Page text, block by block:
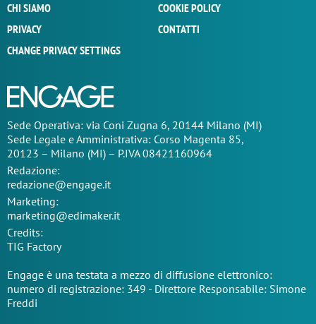
CHI SIAMO
COOKIE POLICY
PRIVACY
CONTATTI
CHANGE PRIVACY SETTINGS
Sede Operativa: via Coni Zugna 6, 20144 Milano (MI)
Sede Legale e Amministrativa: Corso Magenta 85,
20123 – Milano (MI) – P.IVA 08421160964
Redazione:
redazione@engage.it
Marketing:
marketing@edimaker.it
Credits:
TIG Factory
Engage è una testata a mezzo di diffusione elettronico:
numero di registrazione: 349 - Direttore Responsabile: Simone
Freddi